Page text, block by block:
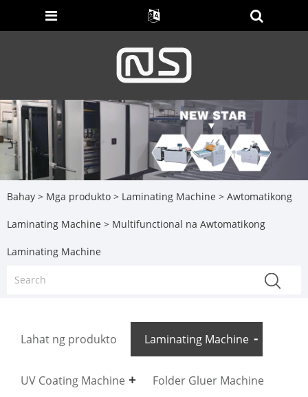
Bahay > Mga produkto > Laminating Machine > Awtomatikong
Laminating Machine > Multifunctional na Awtomatikong
Laminating Machine
Lahat ng produkto Laminating Machine
UV Coating Machine Folder Gluer Machine